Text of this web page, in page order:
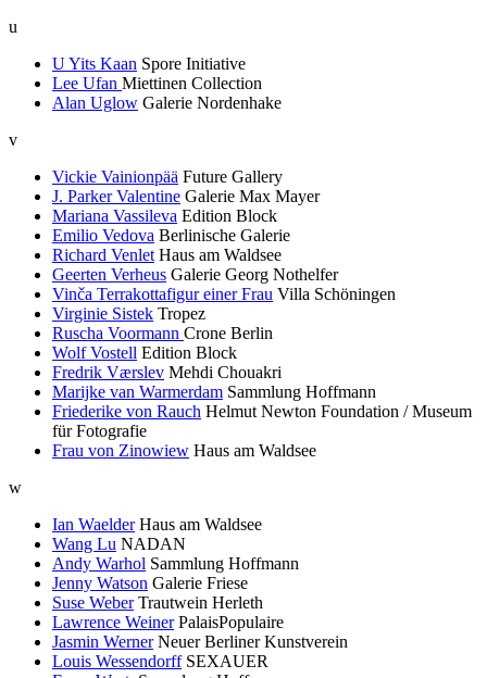
u
U Yits Kaan Spore Initiative
Lee Ufan Miettinen Collection
Alan Uglow Galerie Nordenhake
v
Vickie Vainionpää Future Gallery
J. Parker Valentine Galerie Max Mayer
Mariana Vassileva Edition Block
Emilio Vedova Berlinische Galerie
Richard Venlet Haus am Waldsee
Geerten Verheus Galerie Georg Nothelfer
Vinča Terrakottafigur einer Frau Villa Schöningen
Virginie Sistek Tropez
Ruscha Voormann Crone Berlin
Wolf Vostell Edition Block
Fredrik Værslev Mehdi Chouakri
Marijke van Warmerdam Sammlung Hoffmann
Friederike von Rauch Helmut Newton Foundation / Museum
für Fotografie
Frau von Zinowiew Haus am Waldsee
w
Ian Waelder Haus am Waldsee
Wang Lu NADAN
Andy Warhol Sammlung Hoffmann
Jenny Watson Galerie Friese
Suse Weber Trautwein Herleth
Lawrence Weiner PalaisPopulaire
Jasmin Werner Neuer Berliner Kunstverein
Louis Wessendorff SEXAUER